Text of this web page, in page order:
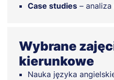
Case studies –
Wybrane
kierunkowe
Nauka języka